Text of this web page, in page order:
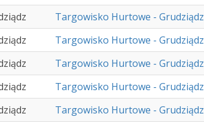
Targowisko Hurtowe - Grudziądz
Targowisko Hurtowe - Grudziądz
Targowisko Hurtowe - Grudziądz
Targowisko Hurtowe - Grudziądz
Targowisko Hurtowe - Grudziądz